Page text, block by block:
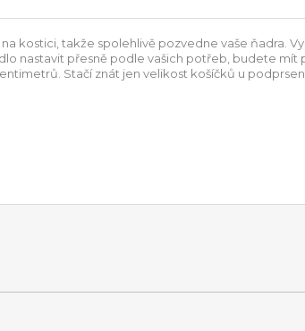
kostici, takže spolehlivě pozvedne vaše ňadra.
nastavit přesně podle vašich potřeb, budete mít
Stačí znát jen velikost košíčků u